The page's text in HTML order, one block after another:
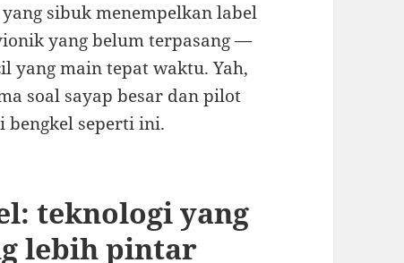
sibuk menempelkan label
yang belum terpasang —
yang main tepat waktu. Yah,
soal sayap besar dan pilot
bengkel seperti ini.
teknologi yang
lebih pintar